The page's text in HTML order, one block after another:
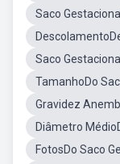
Saco
Saco
TamanhoDo
Gravidez
Diâmetro
FotosDo Saco